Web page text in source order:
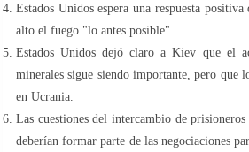
Estados Unidos espera una respuesta
alto el fuego "lo antes posible".
Estados Unidos dejó claro a Kiev que el
minerales sigue siendo importante, pero que
en Ucrania.
Las cuestiones del intercambio de
deberían formar parte de las negociaciones